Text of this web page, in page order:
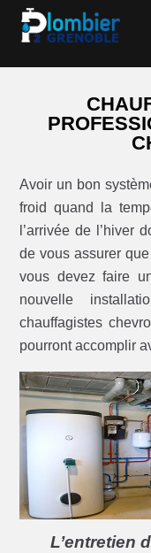
Avoir un bon
froid quand la
l’arrivée de l’hiver
de vous assurer
vous devez faire
nouvelle
chauffagistes
pourront accomplir
L’entretien